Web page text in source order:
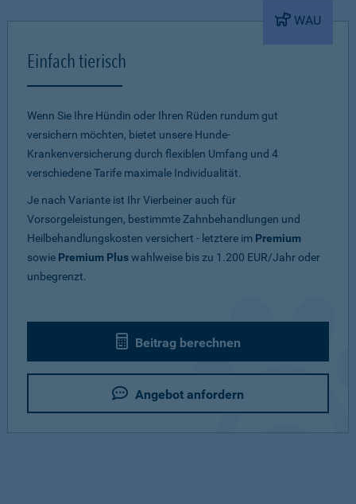
WAU
Einfach tierisch
Wenn Sie Ihre Hündin oder Ihren Rüden rundum gut
versichern möchten, bietet unsere Hunde-
Krankenversicherung durch flexiblen Umfang und 4
verschiedene Tarife maximale Individualität.
Je nach Variante ist Ihr Vierbeiner auch für
Vorsorgeleistungen, bestimmte Zahnbehandlungen und
Heilbehandlungskosten versichert - letztere im Premium
sowie Premium Pluswahlweise bis zu 1.200 EUR/Jahr oder
unbegrenzt.
Beitrag berechnen
Angebot anfordern